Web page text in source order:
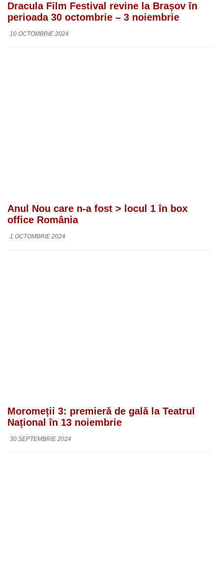
Dracula Film Festival revine la Brașov în
perioada 30 octombrie – 3 noiembrie
10 OCTOMBRIE 2024
Anul Nou care n-a fost > locul 1 în box
office România
1 OCTOMBRIE 2024
Moromeții 3: premieră de gală la Teatrul
Național în 13 noiembrie
30 SEPTEMBRIE 2024